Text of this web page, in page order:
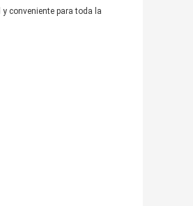
conveniente para toda la